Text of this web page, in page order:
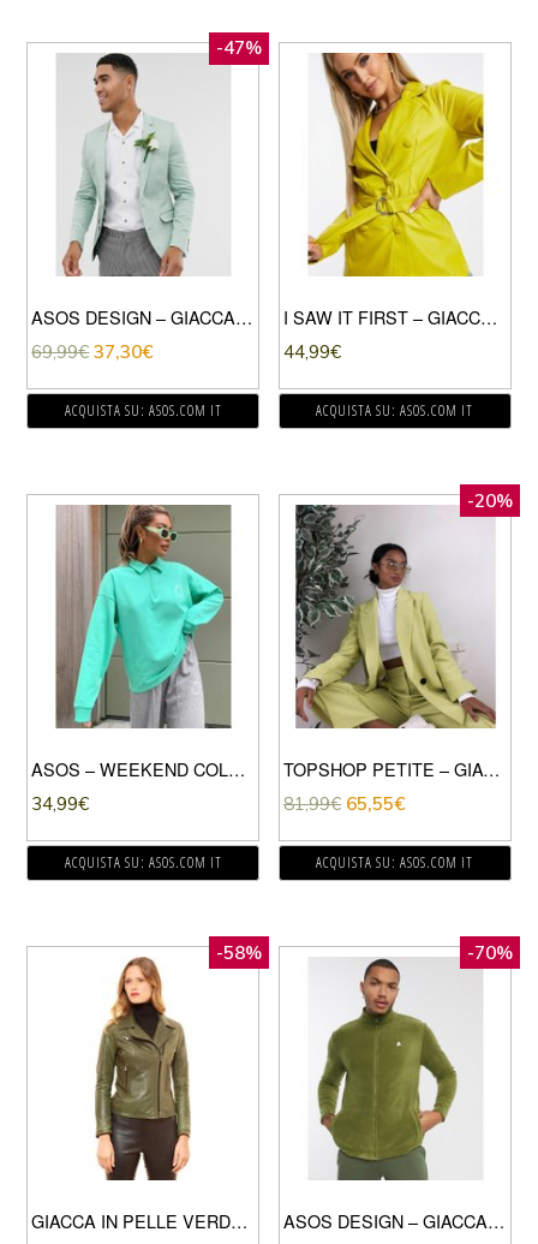
-47%
ASOS DESIGN – GIACCA DA MATRIMONIO SUPER SKINNY IN COTONE VERDE MENTA
69,99€ 37,30€
ACQUISTA SU: ASOS.COM IT
I SAW IT FIRST – GIACCA ELEGANTE VERDE CON CINTURA IN PELLE SINTETICA
44,99€
ACQUISTA SU: ASOS.COM IT
ASOS – WEEKEND COLLECTIVE – FELPA STILE POLO CON ZIP CORTA E LOGO VERDE ACCESO
34,99€
ACQUISTA SU: ASOS.COM IT
-20%
TOPSHOP PETITE – GIACCA ELEGANTE OVERSIZE VERDE LIME
81,99€ 65,55€
ACQUISTA SU: ASOS.COM IT
-58%
GIACCA IN PELLE VERDE BIKER EFFETTO VINTAGE
-70%
ASOS DESIGN – GIACCA SPORTIVA IN PILE CON TRIANGOLO KAKI-VERDE